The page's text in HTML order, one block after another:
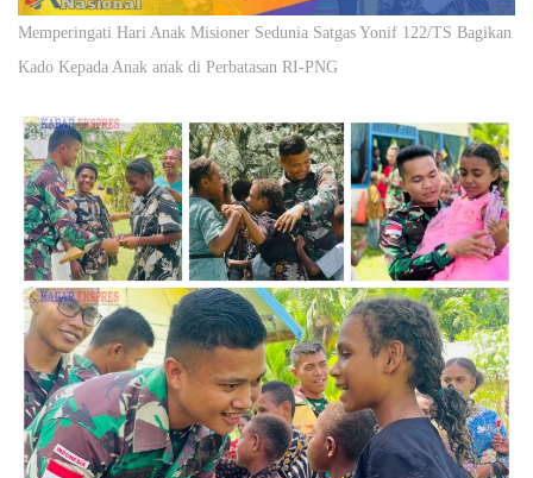
Memperingati Hari Anak Misioner Sedunia Satgas Yonif 122/TS Bagikan
Kado Kepada Anak anak di Perbatasan RI-PNG